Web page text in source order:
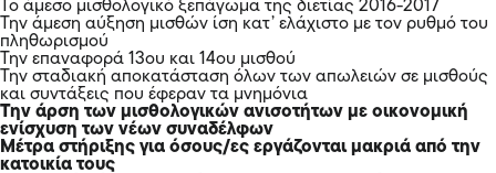
Το άμεσο μισθολογικό ξεπάγωμα της διετίας 2016-2017
Την άμεση αύξηση μισθών ίση κατ’ ελάχιστο με τον ρυθμό του
πληθωρισμού
Την επαναφορά 13ου και 14ου μισθού
Την σταδιακή αποκατάσταση όλων των απωλειών σε μισθούς
και συντάξεις που έφεραν τα μνημόνια
Την άρση των μισθολογικών ανισοτήτων με οικονομική
ενίσχυση των νέων συναδέλφων
Μέτρα στήριξης για όσους/ες εργάζονται μακριά από την
κατοικία τους